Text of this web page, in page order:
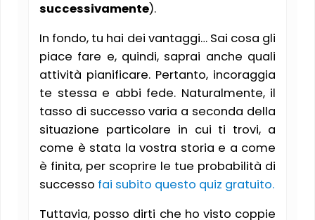
successivamente).
In fondo, tu hai dei vantaggi… Sai cosa gli
piace fare e, quindi, saprai anche quali
attività pianificare. Pertanto, incoraggia
te stessa e abbi fede. Naturalmente, il
tasso di successo varia a seconda della
situazione particolare in cui ti trovi, a
come è stata la vostra storia e a come
è finita, per scoprire le tue probabilità di
successo fai subito questo quiz gratuito.
Tuttavia, posso dirti che ho visto coppie